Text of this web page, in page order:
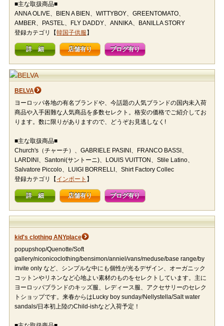
■主な取扱商品■
ANNA OLIVE、BIEN A BIEN、WITTYBOY、GREENTOMATO、
AMBER、PASTEL、FLY DADDY、ANNIKA、BANILLA STORY
登録カテゴリ【韓国子供服 】
詳 細 店舗有り ブログ有り
BELVA
ヨーロッパ各地の有名ブランドや、今話題の人気ブランドの国内未入荷
商品や入手困難な人気商品を多数セレクト。格安の価格でご紹介してお
ります。数に限りがありますので、どうぞお見逃しなく!
■主な取扱商品■
Church's（チャーチ）、GABRIELE PASINI、FRANCO BASSI、
LARDINI、Santoni(サントーニ)、LOUIS VUITTON、Stile Latino、
Salvatore Piccolo、LUIGI BORRELLI、Shirt Factory Collec
登録カテゴリ【 インポート 】
詳 細 店舗有り ブログ有り
kid's clothing ANYplace
popupshop/Quenotte/Soft
gallery/niconicoclothing/bensimon/anniel/vans/meduse/base range/by
invite only など、シンプルな中にも個性が光るデザイン、オーガニック
コットンやリネンなど心地よい素材のものをセレクトしています。主に
ヨーロッパブランドのキッズ服、レディース服、アクセサリーのセレク
トショップです。来春からはLucky boy sunday/Nellystella/Salt water
sandals/日本初上陸のChild-ishなど入荷予定！